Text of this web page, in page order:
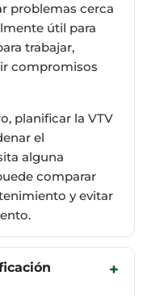
problemas cerca
útil para
trabajar,
compromisos
planificar la VTV
el
alguna
comparar
y evitar
+